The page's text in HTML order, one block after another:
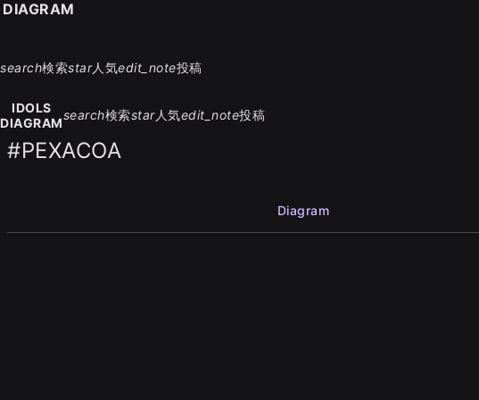
search検索star人気edit_note投稿
IDOLS
DIAGRAM
search検索star人気edit_note投稿
#PEXACOA
Diagram